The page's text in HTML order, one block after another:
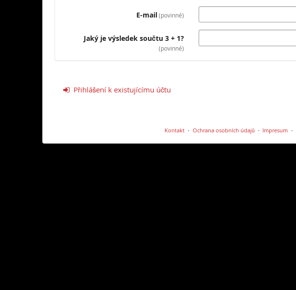
E-mail povinné
Jaký je výsledek součtu 3 + 1?
povinné
Přihlášení k existujícímu účtu
Kontakt Ochrana osobních údajů Impresum